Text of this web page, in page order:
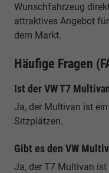
Wunschfahrzeug
attraktives Angebot
dem Markt.
Häufige Fragen
Ist der VW T7
Ja, der Multivan ist
Sitzplätzen.
Gibt es den VW
Ja, der T7 Multivan